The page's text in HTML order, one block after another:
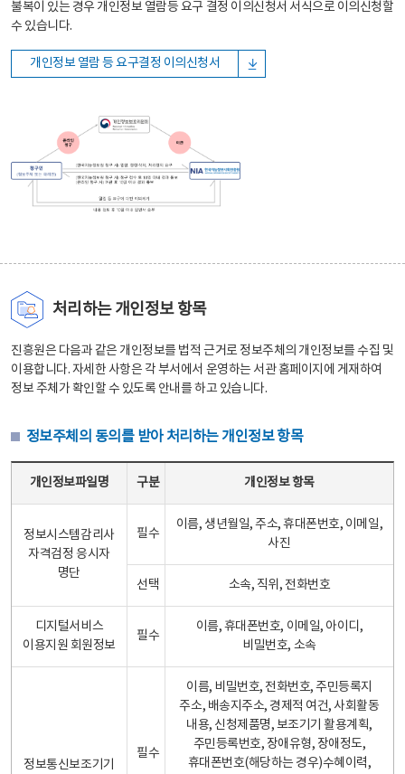
불복이 있는 경우 개인정보 열람등 요구 결정 이의신청서 서식으로 이의신청할
수 있습니다.
개인정보 열람 등 요구결정 이의신청서
처리하는 개인정보 항목
진흥원은 다음과 같은 개인정보를 법적 근거로 정보주체의 개인정보를 수집 및
이용합니다. 자세한 사항은 각 부서에서 운영하는 서관 홈페이지에 게재하여
정보 주체가 확인할 수 있도록 안내를 하고 있습니다.
정보주체의 동의를 받아 처리하는 개인정보 항목
개인정보파일명 구분 개인정보 항목
정보시스템감리사
자격검정 응시자
명단
필수
이름, 생년월일, 주소, 휴대폰번호, 이메일,
사진
선택 소속, 직위, 전화번호
디지털서비스
이용지원 회원정보
필수
이름, 휴대폰번호, 이메일, 아이디,
비밀번호, 소속
정보통신보조기기
필수
이름, 비밀번호, 전화번호, 주민등록지
주소, 배송지주소, 경제적 여건, 사회활동
내용, 신청제품명, 보조기기 활용계획,
주민등록번호, 장애유형, 장애정도,
휴대폰번호(해당하는 경우)수혜이력,